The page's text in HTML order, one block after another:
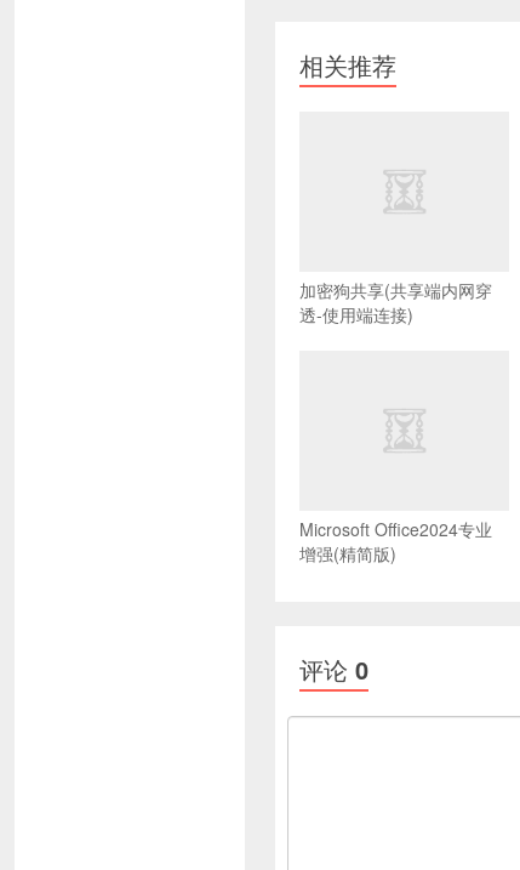
相关推荐
加密狗共享(共享端内网穿
透-使用端连接)
Microsoft Office2024专业
增强(精简版)
评论 0